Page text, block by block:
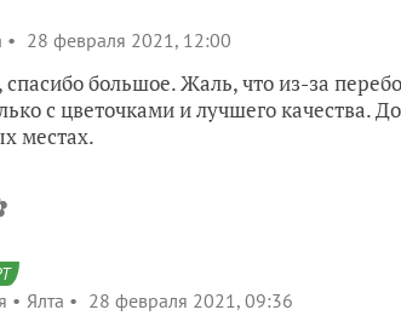
28 февраля 2021, 12:00
большое. Жаль, что из-за
с цветочками и лучшего качества.
местах.
Ялта 28 февраля 2021, 09:36